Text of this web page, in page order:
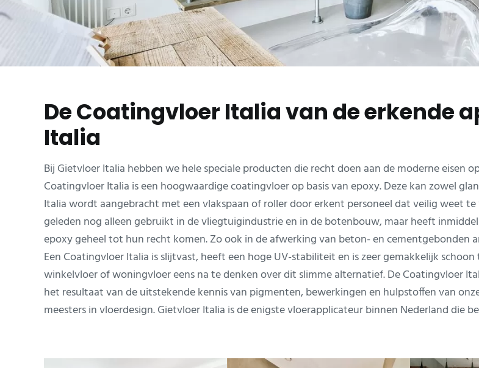
De Coatingvloer Italia van de erkende
Italia
Bij Gietvloer Italia hebben we hele speciale producten die recht doen aan de moderne eisen
Coatingvloer Italia is een hoogwaardige coatingvloer op basis van epoxy. Deze kan zowel
Italia wordt aangebracht met een vlakspaan of roller door erkent personeel dat veilig weet
geleden nog alleen gebruikt in de vliegtuigindustrie en in de botenbouw, maar heeft
epoxy geheel tot hun recht komen. Zo ook in de afwerking van beton- en
Een Coatingvloer Italia is slijtvast, heeft een hoge UV-stabiliteit en is zeer gemakkelijk
winkelvloer of woningvloer eens na te denken over dit slimme alternatief. De Coatingvloer
het resultaat van de uitstekende kennis van pigmenten, bewerkingen en hulpstoffen van
meesters in vloerdesign. Gietvloer Italia is de enigste vloerapplicateur binnen Nederland die